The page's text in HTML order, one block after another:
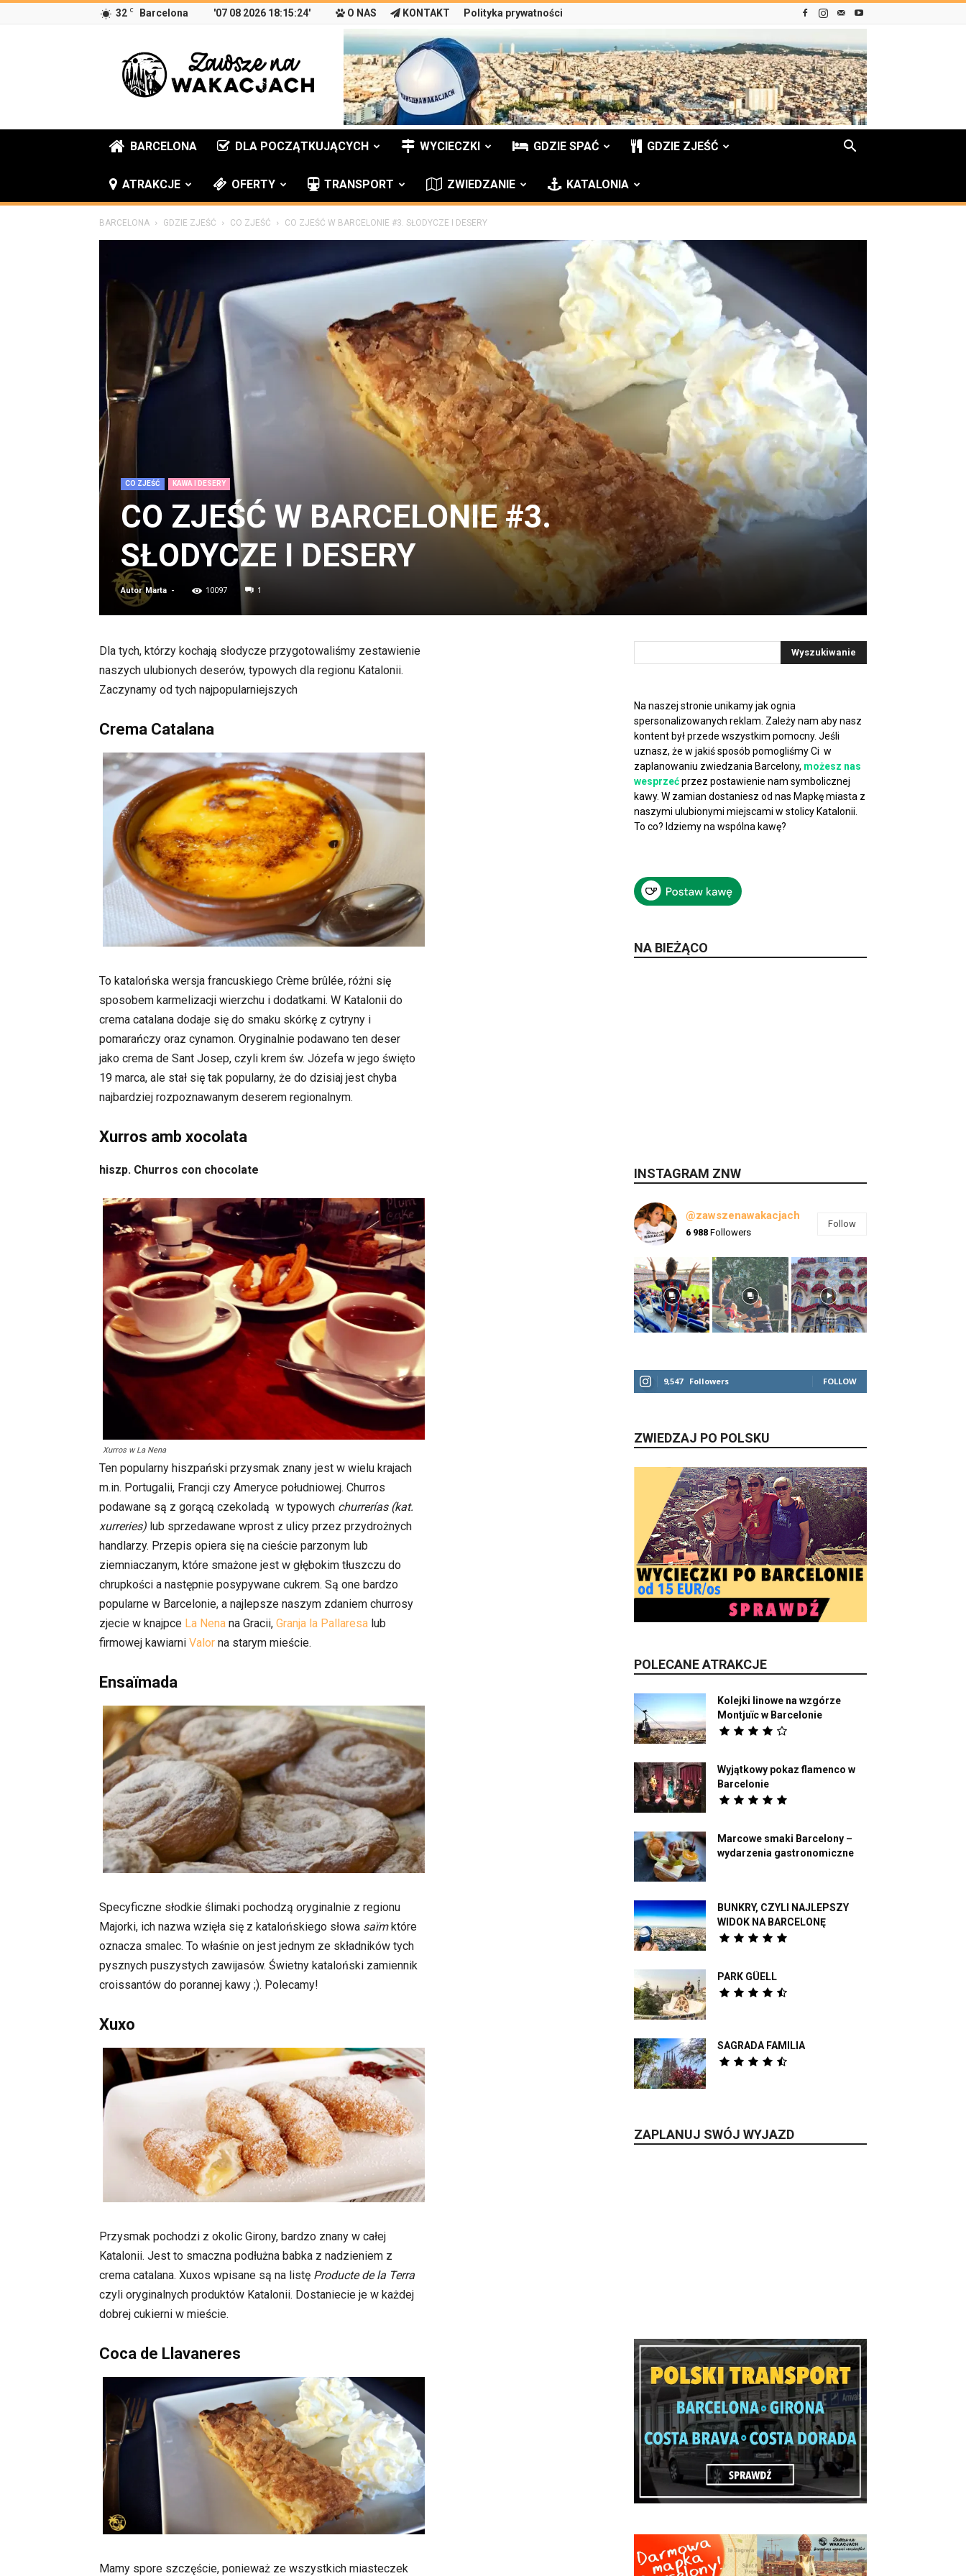
32 C Barcelona '07 08 2026 18:15:24' O NAS KONTAKT Polityka prywatności
Zawsze
na
wakacjach
BARCELONA DLA POCZĄTKUJĄCYCH WYCIECZKI GDZIE SPAĆ GDZIE ZJEŚĆ
ATRAKCJE OFERTY TRANSPORT ZWIEDZANIE KATALONIA
BARCELONA GDZIE ZJEŚĆ CO ZJEŚĆ CO ZJEŚĆ W BARCELONIE #3. SŁODYCZE I DESERY
CO ZJEŚĆ KAWA I DESERY
CO ZJEŚĆ W BARCELONIE #3.
SŁODYCZE I DESERY
Autor Marta - 10097 1
Dla tych, którzy kochają słodycze przygotowaliśmy zestawienie
naszych ulubionych deserów, typowych dla regionu Katalonii.
Zaczynamy od tych najpopularniejszych
Crema Catalana
To katalońska wersja francuskiego Crème brûlée, różni się
sposobem karmelizacji wierzchu i dodatkami. W Katalonii do
crema catalana dodaje się do smaku skórkę z cytryny i
pomarańczy oraz cynamon. Oryginalnie podawano ten deser
jako crema de Sant Josep, czyli krem św. Józefa w jego święto
19 marca, ale stał się tak popularny, że do dzisiaj jest chyba
najbardziej rozpoznawanym deserem regionalnym.
Xurros amb xocolata
hiszp. Churros con chocolate
Xurros w La Nena
Ten popularny hiszpański przysmak znany jest w wielu krajach
m.in. Portugalii, Francji czy Ameryce południowej. Churros
podawane są z gorącą czekoladą w typowych churrerías (kat.
xurreries) lub sprzedawane wprost z ulicy przez przydrożnych
handlarzy. Przepis opiera się na cieście parzonym lub
ziemniaczanym, które smażone jest w głębokim tłuszczu do
chrupkości a następnie posypywane cukrem. Są one bardzo
popularne w Barcelonie, a najlepsze naszym zdaniem churrosy
zjecie w knajpce La Nena na Gracii, Granja la Pallaresa lub
firmowej kawiarni Valor na starym mieście.
Ensaïmada
Specyficzne słodkie ślimaki pochodzą oryginalnie z regionu
Majorki, ich nazwa wzięła się z katalońskiego słowa saïmktóre
oznacza smalec. To właśnie on jest jednym ze składników tych
pysznych puszystych zawijasów. Świetny kataloński zamiennik
croissantów do porannej kawy ;). Polecamy!
Xuxo
Przysmak pochodzi z okolic Girony, bardzo znany w całej
Katalonii. Jest to smaczna podłużna babka z nadzieniem z
crema catalana. Xuxos wpisane są na listę Producte de la Terra
czyli oryginalnych produktów Katalonii. Dostaniecie je w każdej
dobrej cukierni w mieście.
Coca de Llavaneres
Mamy spore szczęście, ponieważ ze wszystkich miasteczek
Na naszej stronie unikamy jak ognia
spersonalizowanych reklam. Zależy nam aby nasz
kontent był przede wszystkim pomocny. Jeśli
uznasz, że w jakiś sposób pomogliśmy Ci w
zaplanowaniu zwiedzania Barcelony, możesz nas
wesprzećprzez postawienie nam symbolicznej
kawy. W zamian dostaniesz od nas Mapkę miasta z
naszymi ulubionymi miejscami w stolicy Katalonii.
To co? Idziemy na wspólna kawę?
NA BIEŻĄCO
INSTAGRAM ZNW
@zawszenawakacjach
6 988 Followers
Follow
9,547 Followers FOLLOW
ZWIEDZAJ PO POLSKU
POLECANE ATRAKCJE
Kolejki linowe na wzgórze
Montjuïc w Barcelonie
Wyjątkowy pokaz flamenco w
Barcelonie
Marcowe smaki Barcelony –
wydarzenia gastronomiczne
BUNKRY, CZYLI NAJLEPSZY
WIDOK NA BARCELONĘ
PARK GÜELL
SAGRADA FAMILIA
ZAPLANUJ SWÓJ WYJAZD